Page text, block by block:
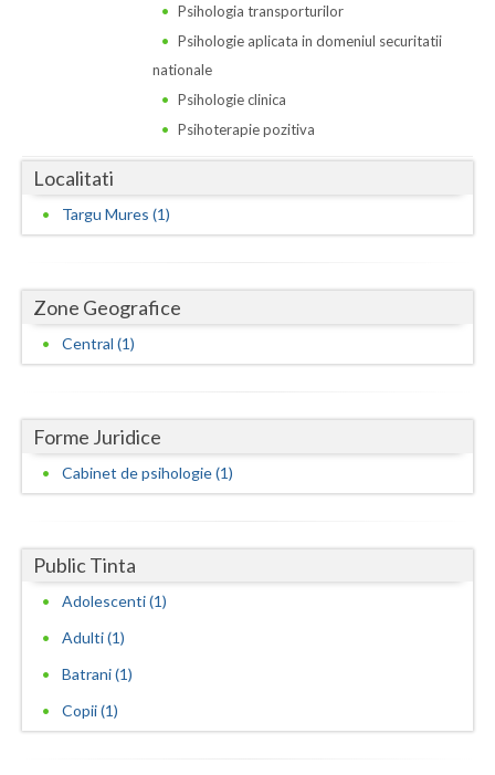
Galati
Giurgiu
Harghita
Iasi
Ilfov
Mehedinti
Neamt
Olt
Psihologia transporturilor
Psihologie aplicata in domeniul securitatii
nationale
Psihologie clinica
Psihoterapie pozitiva
Localitati
Targu Mures (1)
Zone Geografice
Central (1)
Forme Juridice
Cabinet de psihologie (1)
Public Tinta
Adolescenti (1)
Adulti (1)
Batrani (1)
Copii (1)